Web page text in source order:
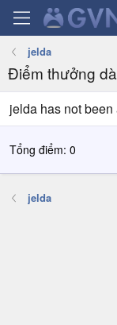
jelda
Điểm thưởng
jelda has not
Tổng điểm: 0
jelda